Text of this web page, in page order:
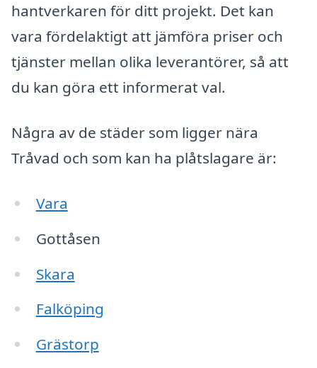
hantverkaren för ditt projekt. Det kan
vara fördelaktigt att jämföra priser och
tjänster mellan olika leverantörer, så att
du kan göra ett informerat val.
Några av de städer som ligger nära
Tråvad och som kan ha plåtslagare är:
Vara
Gottåsen
Skara
Falköping
Grästorp